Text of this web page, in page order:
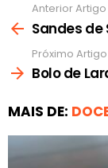
mais
Anterior Artigo
Sandes
Próximo Artigo
Bolo de
MAIS DE: